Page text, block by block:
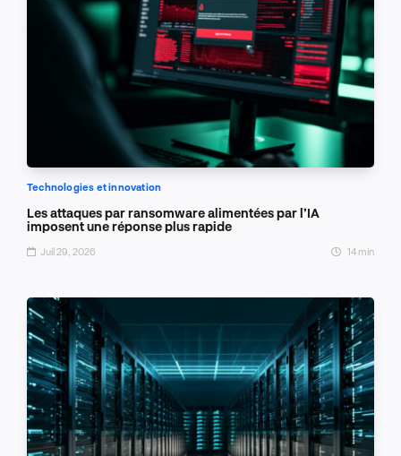
Technologies et innovation
Les attaques par ransomware alimentées par l’IA
imposent une réponse plus rapide
Juil 29, 2026 14 min